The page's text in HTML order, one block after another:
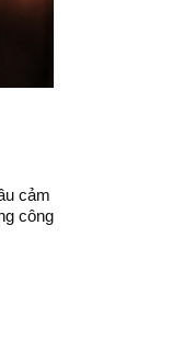
cảm
công